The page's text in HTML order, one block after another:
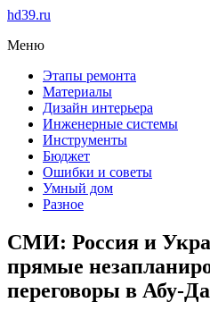
hd39.ru
Меню
Этапы ремонта
Материалы
Дизайн интерьера
Инженерные системы
Инструменты
Бюджет
Ошибки и советы
Умный дом
Разное
СМИ: Россия и
прямые
переговоры в Абу-